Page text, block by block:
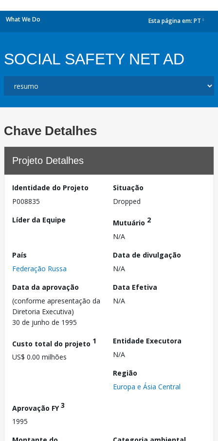
What We Do Esta página em: PT
SOCIAL SAFETY NET AD
Chave Detalhes
Projeto Detalhes
Identidade do Projeto
P008835
Situação
Dropped
Líder da Equipe
Mutuário 2
N/A
País
Federação Russa
Data de divulgação
N/A
Data da aprovação
(conforme apresentação da
Diretoria Executiva)
30 de junho de 1995
Data Efetiva
N/A
Custo total do projeto 1
US$ 0.00 milhões
Entidade Executora
N/A
Região
Europa e Ásia Central
Aprovação FY3
1995